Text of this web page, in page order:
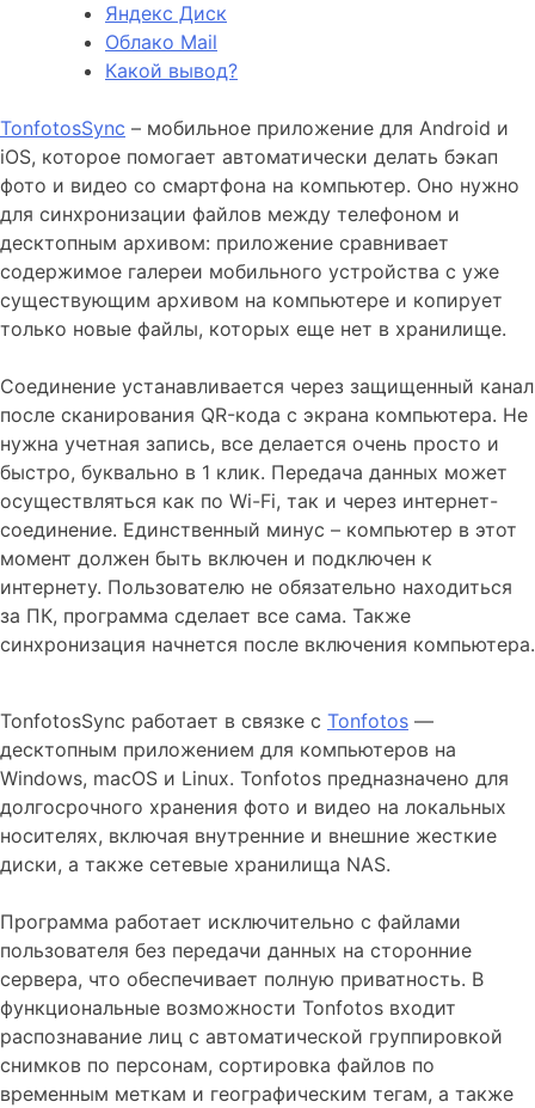
Яндекс Диск
Облако Mail
Какой вывод?
TonfotosSync – мобильное приложение для Android и
iOS, которое помогает автоматически делать бэкап
фото и видео со смартфона на компьютер. Оно нужно
для синхронизации файлов между телефоном и
десктопным архивом: приложение сравнивает
содержимое галереи мобильного устройства с уже
существующим архивом на компьютере и копирует
только новые файлы, которых еще нет в хранилище.
Соединение устанавливается через защищенный канал
после сканирования QR-кода с экрана компьютера. Не
нужна учетная запись, все делается очень просто и
быстро, буквально в 1 клик. Передача данных может
осуществляться как по Wi-Fi, так и через интернет-
соединение. Единственный минус – компьютер в этот
момент должен быть включен и подключен к
интернету. Пользователю не обязательно находиться
за ПК, программа сделает все сама. Также
синхронизация начнется после включения компьютера.
TonfotosSync работает в связке с Tonfotos —
десктопным приложением для компьютеров на
Windows, macOS и Linux. Tonfotos предназначено для
долгосрочного хранения фото и видео на локальных
носителях, включая внутренние и внешние жесткие
диски, а также сетевые хранилища NAS.
Программа работает исключительно с файлами
пользователя без передачи данных на сторонние
сервера, что обеспечивает полную приватность. В
функциональные возможности Tonfotos входит
распознавание лиц с автоматической группировкой
снимков по персонам, сортировка файлов по
временным меткам и географическим тегам, а также